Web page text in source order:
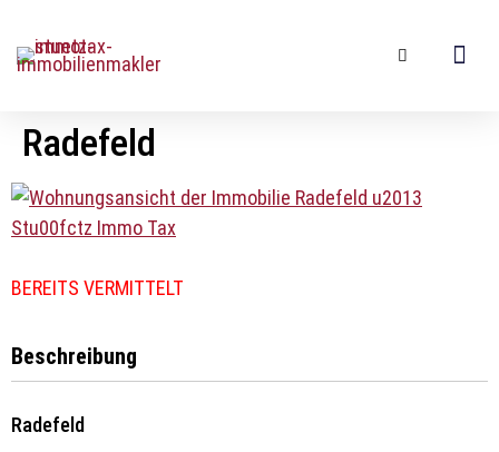
Radefeld
BEREITS VERMITTELT
Beschreibung
Radefeld